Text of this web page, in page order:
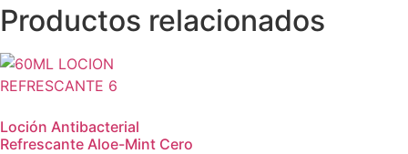
Productos relacionados
Loción Antibacterial
Refrescante Aloe-Mint Cero